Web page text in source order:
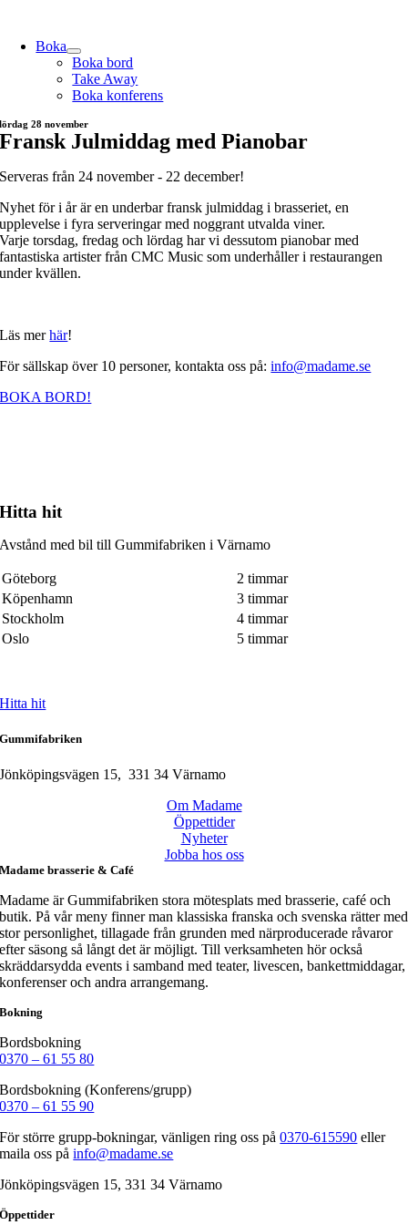
contentBoka
Boka bord
Take Away
Boka konferens
lördag 28 november
Fransk Julmiddag med Pianobar
Serveras från 24 november - 22 december!
Nyhet för i år är en underbar fransk julmiddag i brasseriet, en
upplevelse i fyra serveringar med noggrant utvalda viner.
Varje torsdag, fredag och lördag har vi dessutom pianobar med
fantastiska artister från CMC Music som underhåller i restaurangen
under kvällen.
Läs merhär!
För sällskap över 10 personer, kontakta oss på:info@madame.se
BOKA BORD!
Hitta hit
Avstånd med bil till Gummifabriken i Värnamo
Göteborg
2 timmar
Köpenhamn
3 timmar
Stockholm
4 timmar
Oslo
5 timmar
Hitta hit
Gummifabriken
Jönköpingsvägen 15, 331 34 Värnamo
Om Madame
Öppettider
Nyheter
Jobba hos oss
Madame brasserie & Café
Madame är Gummifabriken stora mötesplats med brasserie, café och
butik. På vår meny finner man klassiska franska och svenska rätter med
stor personlighet, tillagade från grunden med närproducerade råvaror
efter säsong så långt det är möjligt. Till verksamheten hör också
skräddarsydda events i samband med teater, livescen, bankettmiddagar,
konferenser och andra arrangemang.
Bokning
Bordsbokning
0370 – 61 55 80
Bordsbokning (Konferens/grupp)
0370 – 61 55 90
För större grupp-bokningar, vänligen ring oss på0370-615590 eller
maila oss påinfo@madame.se
Jönköpingsvägen 15, 331 34 Värnamo
Öppettider